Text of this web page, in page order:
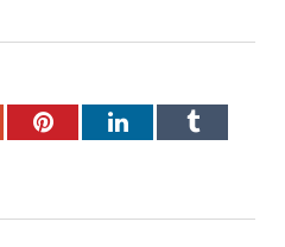
PinterestLinkedInTumblr